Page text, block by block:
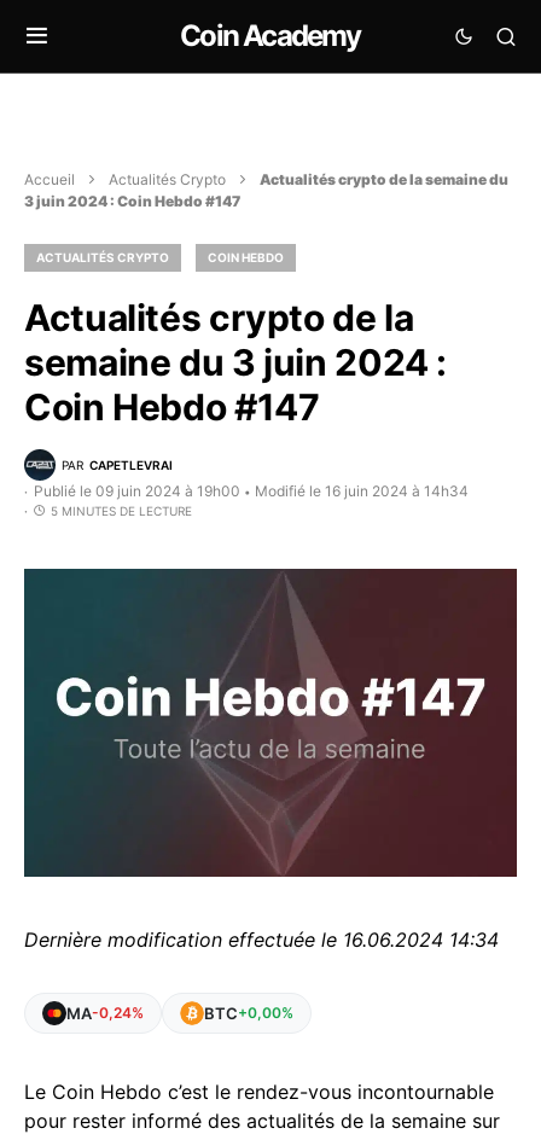
Coin Academy
Accueil Actualités Crypto
Actualités crypto de la semaine du
3 juin 2024 : Coin Hebdo #147
ACTUALITÉS CRYPTO COIN HEBDO
Actualités crypto de la
semaine du 3 juin 2024 :
Coin Hebdo #147
PAR CAPETLEVRAI
Publié le 09 juin 2024 à 19h00 • Modifié le 16 juin 2024 à 14h34
5 MINUTES DE LECTURE
Dernière modification effectuée le 16.06.2024 14:34
MA-0,24% BTC+0,00%
Le Coin Hebdo c’est le rendez-vous incontournable
pour rester informé des actualités de la semaine sur